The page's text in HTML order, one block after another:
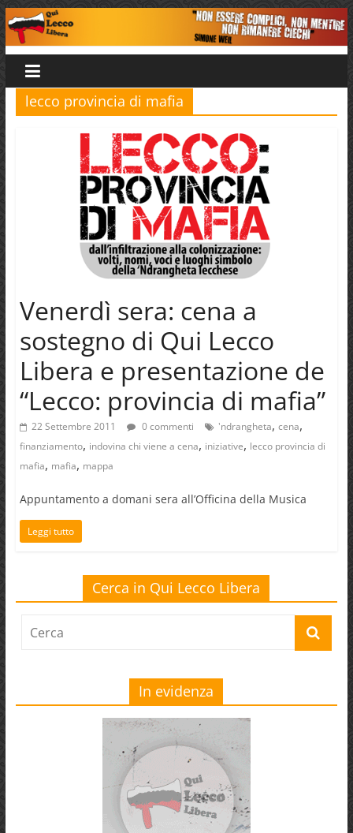
Salta
al
contenuto
Qui
Lecco
Libera
lecco provincia di mafia
Venerdì sera: cena a
sostegno di Qui Lecco
Libera e presentazione de
“Lecco: provincia di mafia”
22 Settembre 2011 0 commenti 'ndrangheta, cena,
finanziamento, indovina chi viene a cena, iniziative, lecco provincia di
mafia, mafia, mappa
Appuntamento a domani sera all’Officina della Musica
Leggi tutto
Cerca in Qui Lecco Libera
In evidenza